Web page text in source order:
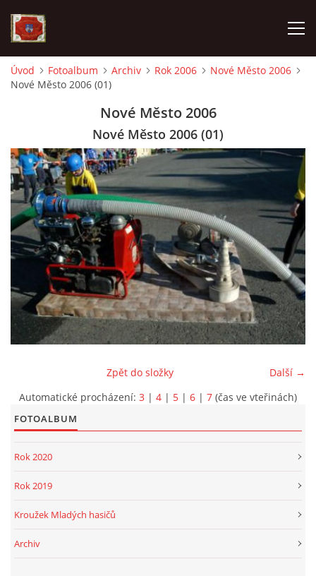
AKTUALITY
VÝJEZDOVÁ JEDNOTKA
KROUŽEK MLADÝCH HASIČŮ
OHLÁŠENÍ PÁLENÍ
KONTAKT
PROJEKT DOPRAVNÍ AUTOMOBIL
SH ČMS - Sbor dobrovolných hasičů Havlovice
© 2026 eStránky.cz
|
Úvod Fotoalbum Archiv Rok 2006
Nové Město 2006
Nové Město 2006 (01)
Nové Město 2006
Nové Město 2006 (01)
Další →
Zpět do složky
Automatické procházení: 3 | 4 | 5 | 6 | 7 (čas ve vteřinách)
FOTOALBUM
Rok 2020
Rok 2019
Kroužek Mladých hasičů
Archiv